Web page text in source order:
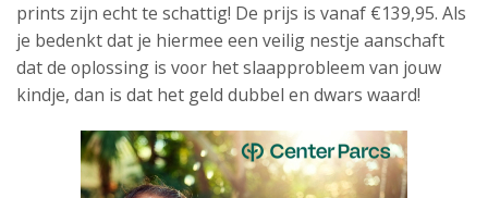
prints zijn echt te schattig! De prijs is vanaf €139,95. Als
je bedenkt dat je hiermee een veilig nestje aanschaft
dat de oplossing is voor het slaapprobleem van jouw
kindje, dan is dat het geld dubbel en dwars waard!